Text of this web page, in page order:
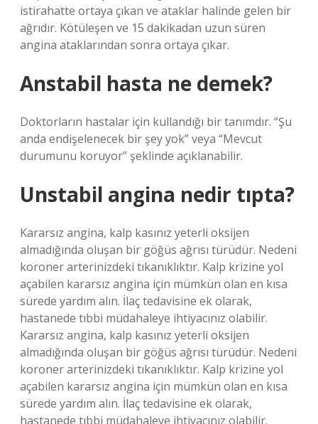
istirahatte ortaya çıkan ve ataklar halinde gelen bir
ağrıdır. Kötüleşen ve 15 dakikadan uzun süren
angina ataklarından sonra ortaya çıkar.
Anstabil hasta ne demek?
Doktorların hastalar için kullandığı bir tanımdır. “Şu
anda endişelenecek bir şey yok” veya “Mevcut
durumunu koruyor” şeklinde açıklanabilir.
Unstabil angina nedir tıpta?
Kararsız angina, kalp kasınız yeterli oksijen
almadığında oluşan bir göğüs ağrısı türüdür. Nedeni
koroner arterinizdeki tıkanıklıktır. Kalp krizine yol
açabilen kararsız angina için mümkün olan en kısa
sürede yardım alın. İlaç tedavisine ek olarak,
hastanede tıbbi müdahaleye ihtiyacınız olabilir.
Kararsız angina, kalp kasınız yeterli oksijen
almadığında oluşan bir göğüs ağrısı türüdür. Nedeni
koroner arterinizdeki tıkanıklıktır. Kalp krizine yol
açabilen kararsız angina için mümkün olan en kısa
sürede yardım alın. İlaç tedavisine ek olarak,
hastanede tıbbi müdahaleye ihtiyacınız olabilir.